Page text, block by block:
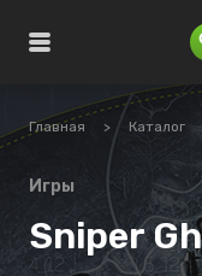
Главная > Каталог
Игры
Sniper